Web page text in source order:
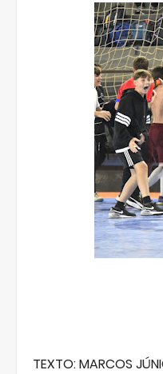
TEXTO: MARCOS